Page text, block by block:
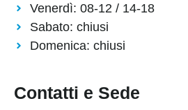
Venerdì: 08-12 / 14-18
Sabato: chiusi
Domenica: chiusi
Contatti e Sede